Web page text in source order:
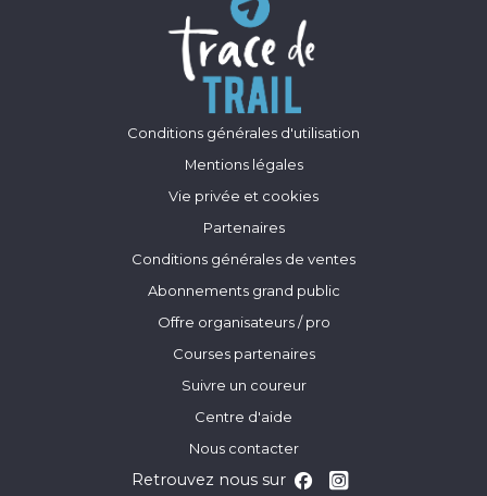
Conditions générales d'utilisation
Mentions légales
Vie privée et cookies
Partenaires
Conditions générales de ventes
Abonnements grand public
Offre organisateurs / pro
Courses partenaires
Suivre un coureur
Centre d'aide
Nous contacter
Retrouvez nous sur